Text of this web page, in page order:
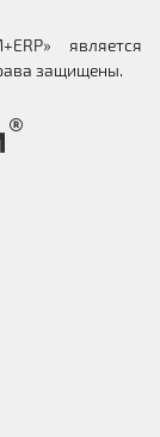
является
защищены.